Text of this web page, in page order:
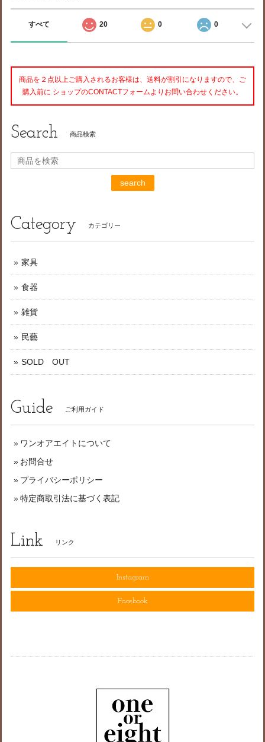
すべて 20 0 0
商品を２点以上ご購入されるお客様は、送料が割引になりますので、ご
購入前に ショップのCONTACTフォームよりお問い合わせください。
Search 商品検索
search
Category カテゴリー
家具
食器
雑貨
民藝
SOLD OUT
Guide ご利用ガイド
ワンオアエイトについて
お問合せ
プライバシーポリシー
特定商取引法に基づく表記
Link リンク
Instagram
Facebook